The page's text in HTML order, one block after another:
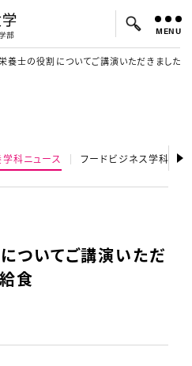
名古屋文理大
MENU
養士の役割についてご講演いただきました
科ニュース フードビジネス学科ニュ
ついてご講演いただ
食